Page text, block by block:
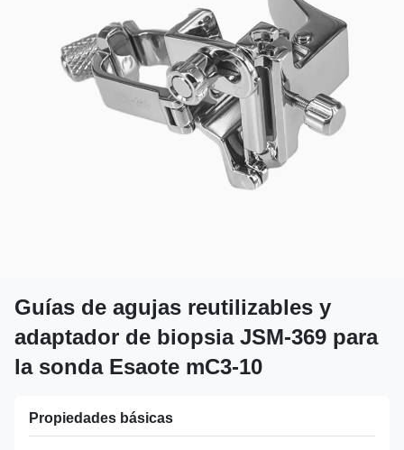
Guías de agujas reutilizables y
adaptador de biopsia JSM-369 para
la sonda Esaote mC3-10
Propiedades básicas